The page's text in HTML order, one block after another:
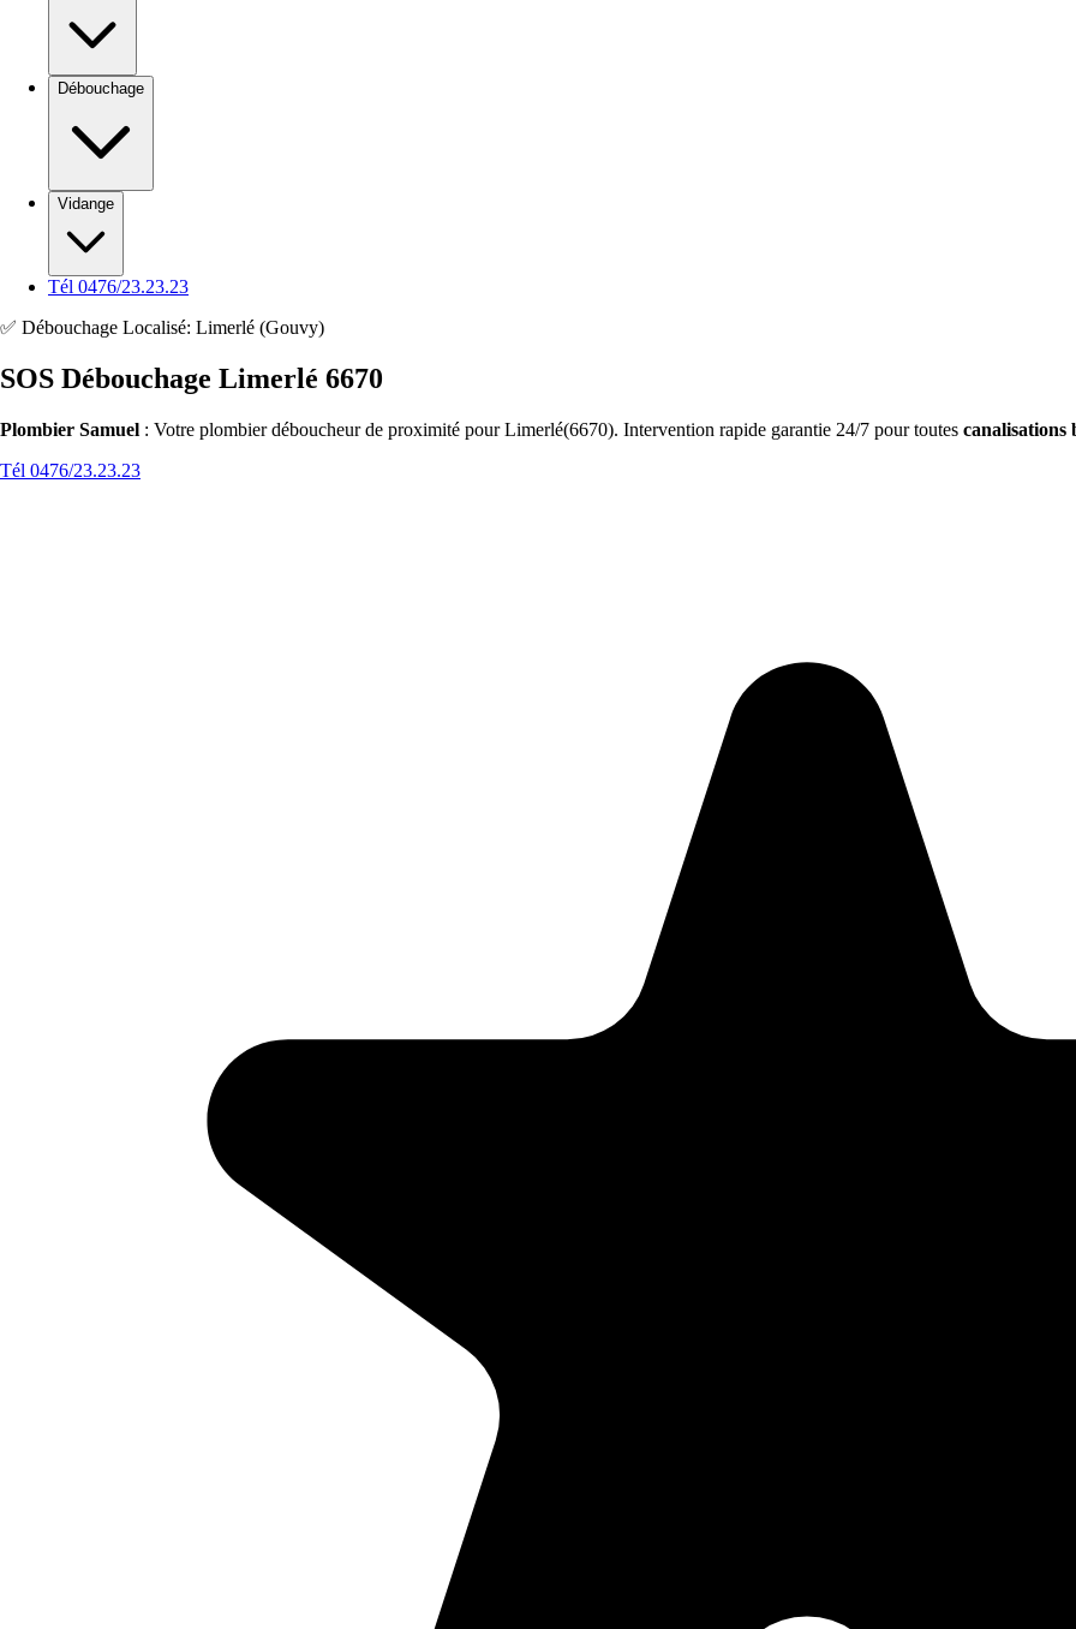
Débouchage
Vidange
Tél 0476/23.23.23
✅ Débouchage Localisé: Limerlé (Gouvy)
SOS Débouchage Limerlé 6670
Plombier Samuel : Votre plombier déboucheur de proximité pour Limerlé(6670). Intervention rapide garantie 24/7 pour toutes canalisations
Tél 0476/23.23.23